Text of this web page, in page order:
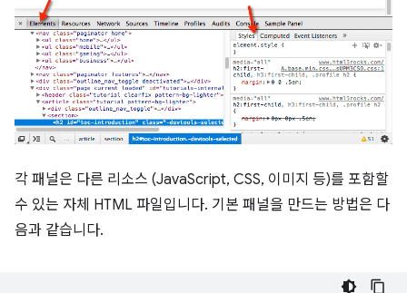
각 패널은 다른 리소스 (JavaScript, CSS, 이미지 등)를 포함할
수 있는 자체 HTML 파일입니다. 기본 패널을 만드는 방법은 다
음과 같습니다.